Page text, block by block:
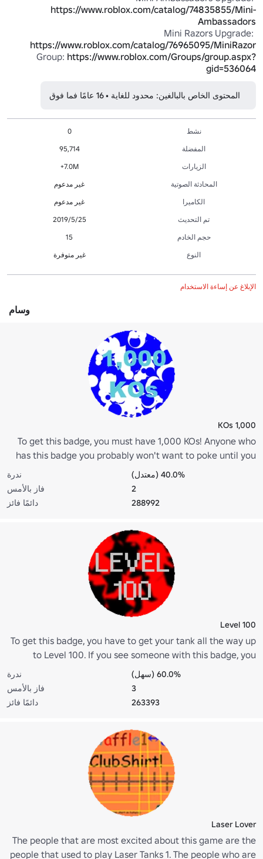
https://www.roblox.com/catalog/74835855/Mini-
Ambassadors
https://www.roblox.com/catalog/76965095/MiniRazor
Group: https://www.roblox.com/Groups/group.aspx?
gid=536064
المحتوى الخاص بالبالغين: محدود للغاية • 16 عامًا فما فوق
نشط
0
المفضلة
95,714
الزيارات
7.0M+
المحادثة الصوتية
غير مدعوم
الكاميرا
غير مدعوم
تم التحديث
25‏/5‏/2019
حجم الخادم
15
النوع
غير متوفرة
الإبلاغ عن إساءة الاستخدام
وسام
1,000 KOs
To get this badge, you must have 1,000 KOs! Anyone who
has this badge you probably won't want to poke until you
get this badge, too.
ندرة
40.0% (معتدل)
فاز بالأمس
2
دائمًا فائز
288992
Level 100
To get this badge, you have to get your tank all the way up
to Level 100. If you see someone with this badge, you
definitely don't want to poke them with a stick.
ندرة
60.0% (سهل)
فاز بالأمس
3
دائمًا فائز
263393
Laser Lover
The people that are most excited about this game are the
people that used to play Laser Tanks 1. The people who are